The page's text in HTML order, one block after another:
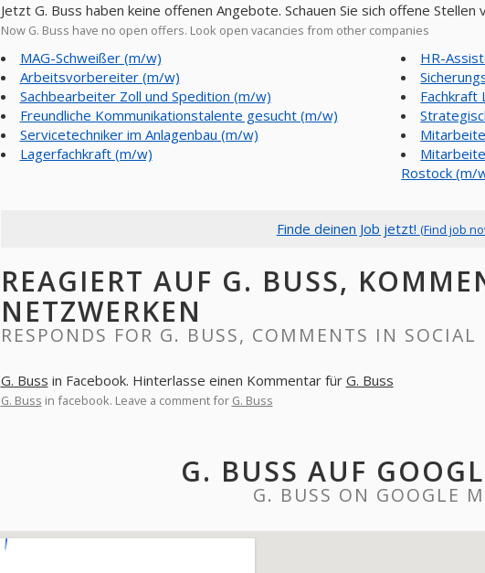
Jetzt G. Buss haben keine offenen Angebote. Schauen Sie sich offene
Now G. Buss have no open offers. Look open vacancies from other companies
MAG-Schweißer (m/w)
Arbeitsvorbereiter (m/w)
Sachbearbeiter Zoll und Spedition (m/w)
Freundliche Kommunikationstalente gesucht (m/w)
Servicetechniker im Anlagenbau (m/w)
Lagerfachkraft (m/w)
HR-
Fachkraft
Rostock (m/
Finde deinen Job jetzt! (Find job
REAGIERT AUF G. BUSS,
NETZWERKEN
RESPONDS FOR G. BUSS, COMMENTS IN SOCIAL
G. Buss in Facebook. Hinterlasse einen Kommentar für G. Buss
G. Buss in facebook. Leave a comment for G. Buss
G. BUSS AUF
G. BUSS ON GOOGLE